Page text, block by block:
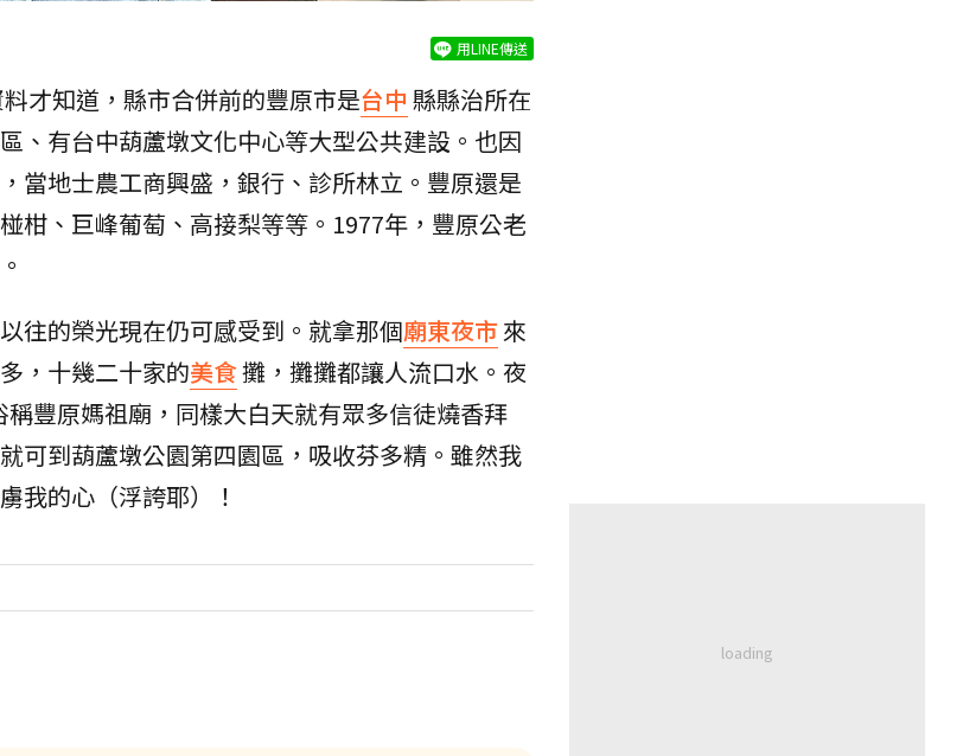
用LINE傳送
才知道，縣市合併前的豐原市是台中 縣縣治所在
、有台中葫蘆墩文化中心等大型公共建設。也因
當地士農工商興盛，銀行、診所林立。豐原還是
柑、巨峰葡萄、高接梨等等。1977年，豐原公老
往的榮光現在仍可感受到。就拿那個廟東夜市來
，十幾二十家的美食攤，攤攤都讓人流口水。夜
豐原媽祖廟，同樣大白天就有眾多信徒燒香拜
可到葫蘆墩公園第四園區，吸收芬多精。雖然我
我的心（浮誇耶）！